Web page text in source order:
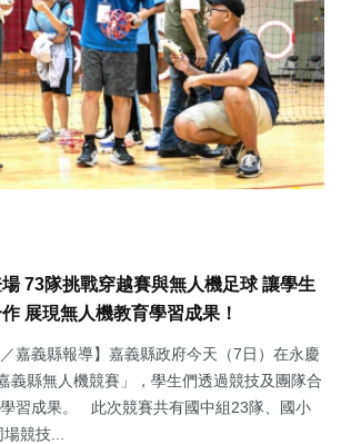
73隊挑戰穿越賽與無人機足球 讓學生
展現無人機教育學習成果！
／嘉義縣報導】嘉義縣政府今天（7日）在永慶
義縣無人機競賽」，學生們透過競技及團隊合
習成果。 此次競賽共有國中組23隊、國小
競技...